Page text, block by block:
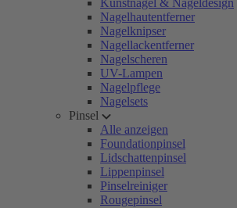
Kunstnägel & Nageldesign
Nagelhautentferner
Nagelknipser
Nagellackentferner
Nagelscheren
UV-Lampen
Nagelpflege
Nagelsets
Pinsel
Alle anzeigen
Foundationpinsel
Lidschattenpinsel
Lippenpinsel
Pinselreiniger
Rougepinsel